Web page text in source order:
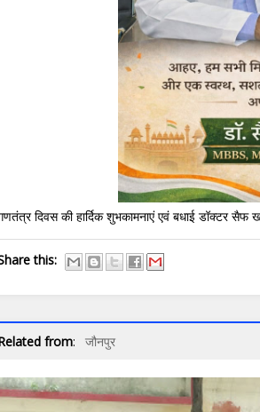
दिवस की हार्दिक शुभकामनाएं एवं बधाई डॉक्टर सैफ
this:
from: जौनपुर